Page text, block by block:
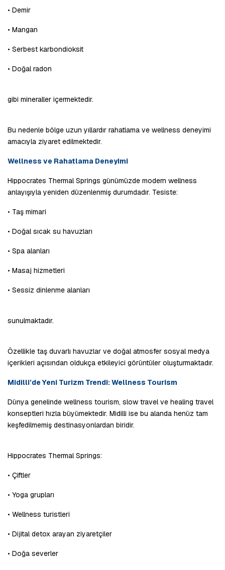
• Demir
• Mangan
• Serbest karbondioksit
• Doğal radon
gibi mineraller içermektedir.
Bu nedenle bölge uzun yıllardır rahatlama ve wellness deneyimi
amacıyla ziyaret edilmektedir.
Wellness ve Rahatlama Deneyimi
Hippocrates Thermal Springs günümüzde modern wellness
anlayışıyla yeniden düzenlenmiş durumdadır. Tesiste:
• Taş mimari
• Doğal sıcak su havuzları
• Spa alanları
• Masaj hizmetleri
• Sessiz dinlenme alanları
sunulmaktadır.
Özellikle taş duvarlı havuzlar ve doğal atmosfer sosyal medya
içerikleri açısından oldukça etkileyici görüntüler oluşturmaktadır.
Midilli’de Yeni Turizm Trendi: Wellness Tourism
Dünya genelinde wellness tourism, slow travel ve healing travel
konseptleri hızla büyümektedir. Midilli ise bu alanda henüz tam
keşfedilmemiş destinasyonlardan biridir.
Hippocrates Thermal Springs:
• Çiftler
• Yoga grupları
• Wellness turistleri
• Dijital detox arayan ziyaretçiler
• Doğa severler